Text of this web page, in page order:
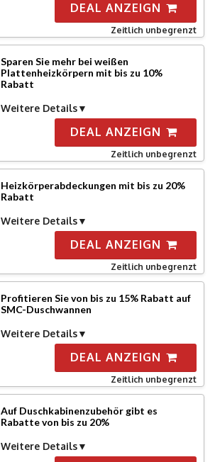
DEAL ANZEIGN
Zeitlich unbegrenzt
Sparen Sie mehr bei weißen
Plattenheizkörpern mit bis zu 10%
Rabatt
Weitere Details
DEAL ANZEIGN
Zeitlich unbegrenzt
Heizkörperabdeckungen mit bis zu 20%
Rabatt
Weitere Details
DEAL ANZEIGN
Zeitlich unbegrenzt
Profitieren Sie von bis zu 15% Rabatt auf
SMC-Duschwannen
Weitere Details
DEAL ANZEIGN
Zeitlich unbegrenzt
Auf Duschkabinenzubehör gibt es
Rabatte von bis zu 20%
Weitere Details